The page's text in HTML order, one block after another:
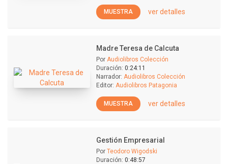
MUESTRA ver detalles
Madre Teresa de Calcuta
Por Audiolibros Colección
Duración: 0:24:11
Narrador: Audiolibros Colección
Editor: Audiolibros Patagonia
MUESTRA ver detalles
Gestión Empresarial
Por Teodoro Wigodski
Duración: 0:48:57